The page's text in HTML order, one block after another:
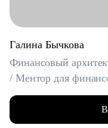
Галина Бычкова
Финансовый
/ Ментор для